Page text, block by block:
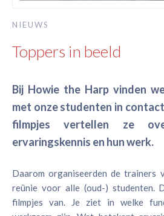
NIEUWS
Toppers in beeld
Bij Howie the Harp vinden
met onze studenten in
filmpjes vertellen ze
ervaringskennis en hun werk.
Daarom organiseerden de trainers
reünie voor alle (oud-) studenten.
filmpjes van. Je ziet in welke